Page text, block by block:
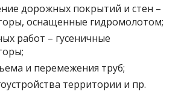
дорожных покрытий и стен –
оснащенные гидромолотом;
работ – гусеничные
и перемежения труб;
территории и пр.